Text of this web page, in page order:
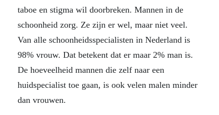
taboe en stigma wil doorbreken. Mannen in de
schoonheid zorg. Ze zijn er wel, maar niet veel.
Van alle schoonheidsspecialisten in Nederland is
98% vrouw. Dat betekent dat er maar 2% man is.
De hoeveelheid mannen die zelf naar een
huidspecialist toe gaan, is ook velen malen minder
dan vrouwen.